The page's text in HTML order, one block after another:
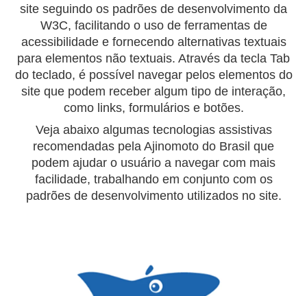
site seguindo os padrões de desenvolvimento da
W3C, facilitando o uso de ferramentas de
acessibilidade e fornecendo alternativas textuais
para elementos não textuais. Através da tecla Tab
do teclado, é possível navegar pelos elementos do
site que podem receber algum tipo de interação,
como links, formulários e botões.
Veja abaixo algumas tecnologias assistivas
recomendadas pela Ajinomoto do Brasil que
podem ajudar o usuário a navegar com mais
facilidade, trabalhando em conjunto com os
padrões de desenvolvimento utilizados no site.